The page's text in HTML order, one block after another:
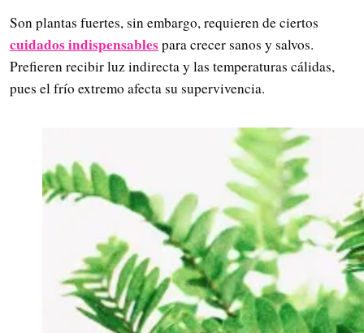
Son plantas fuertes, sin embargo, requieren de ciertos
cuidados indispensablespara crecer sanos y salvos.
Prefieren recibir luz indirecta y las temperaturas cálidas,
pues el frío extremo afecta su supervivencia.